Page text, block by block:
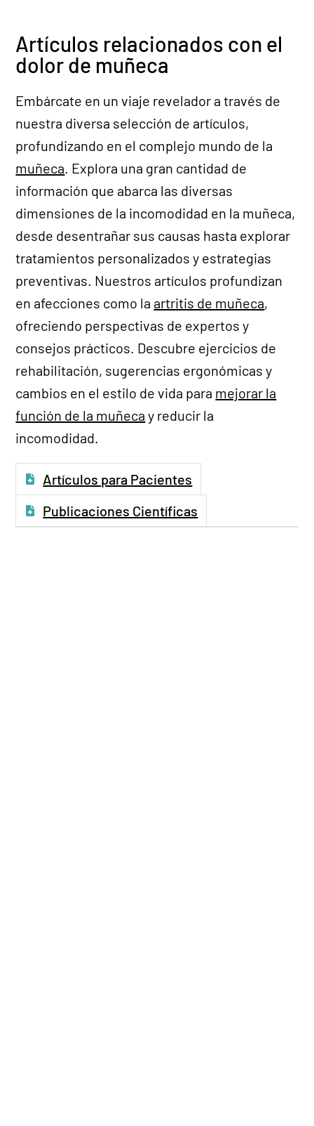
Liberación de túnel carpiano
endoscópico en consultorio:
Recuperación rápida
Liberación Endoscópica del Túnel
Ginecóloga de Barbados | Dr.
Alejandro Badia
Resección Artroscópica de
Quiste en la Muñeca: Testimonio
desde Perú
Artroscopia de muñeca,
liberación endoscópica del túnel
carpiano y liberación de dedo en
gatillo
Liberación del túnel carpiano
mediante WAVE
See more videos
Artículos relacionados con el
dolor de muñeca
Embárcate en un viaje revelador a través de
nuestra diversa selección de artículos,
profundizando en el complejo mundo de la
muñeca . Explora una gran cantidad de
información que abarca las diversas
dimensiones de la incomodidad en la muñeca,
desde desentrañar sus causas hasta explorar
tratamientos personalizados y estrategias
preventivas. Nuestros artículos profundizan
en afecciones como la artritis de muñeca,
ofreciendo perspectivas de expertos y
consejos prácticos. Descubre ejercicios de
rehabilitación, sugerencias ergonómicas y
cambios en el estilo de vida para mejorar la
función de la muñeca y reducir la
incomodidad.
Artículos para Pacientes
Publicaciones Científicas